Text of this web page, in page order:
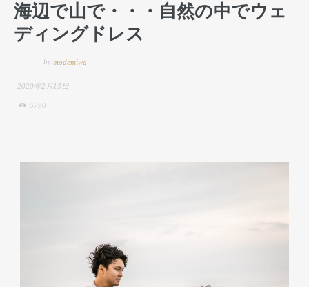
海辺で山で・・・自然の中でウェ
ディングドレス
by modemiwa
2020年2月13日
5790